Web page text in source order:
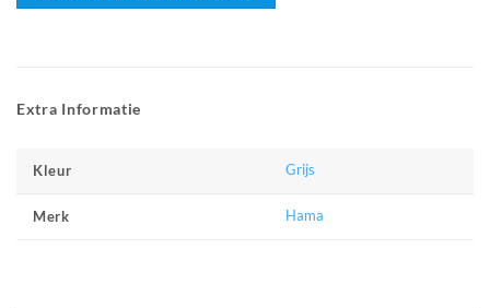
Extra Informatie
Kleur Grijs
Merk Hama